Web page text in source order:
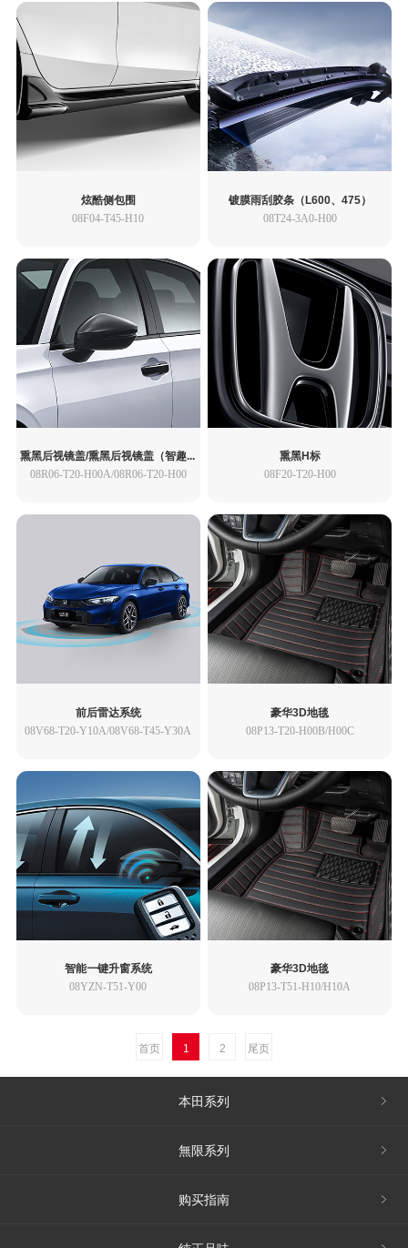
炫酷侧包围
08F04-T45-H10
镀膜雨刮胶条（L600、475）
08T24-3A0-H00
熏黑后视镜盖/熏黑后视镜盖（智趣）
08R06-T20-H00A/08R06-T20-H00
熏黑H标
08F20-T20-H00
前后雷达系统
08V68-T20-Y10A/08V68-T45-Y30A
豪华3D地毯
08P13-T20-H00B/H00C
智能一键升窗系统
08YZN-T51-Y00
豪华3D地毯
08P13-T51-H10/H10A
首页 1 2 尾页
本田系列
無限系列
购买指南